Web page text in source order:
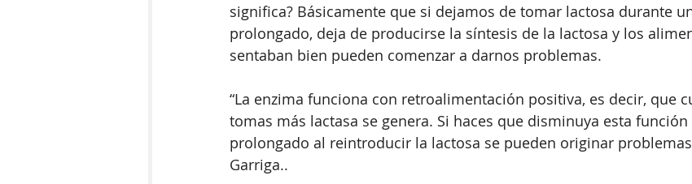
significa? Básicamente que si dejamos de tomar lactosa durante
prolongado, deja de producirse la síntesis de la lactosa y los
sentaban bien pueden comenzar a darnos problemas.
“La enzima funciona con retroalimentación positiva, es decir, que
tomas más lactasa se genera. Si haces que disminuya esta
prolongado al reintroducir la lactosa se pueden originar
Garriga..